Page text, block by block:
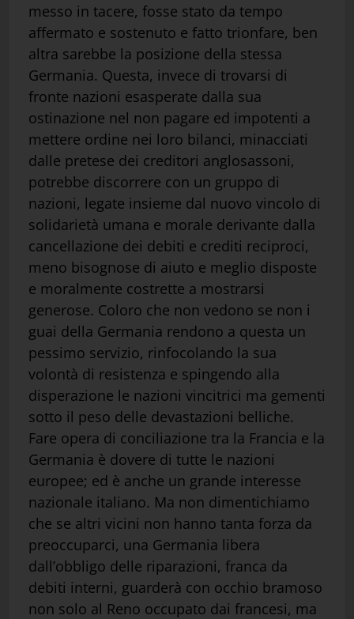
messo in tacere, fosse stato da tempo
affermato e sostenuto e fatto trionfare, ben
altra sarebbe la posizione della stessa
Germania. Questa, invece di trovarsi di
fronte nazioni esasperate dalla sua
ostinazione nel non pagare ed impotenti a
mettere ordine nei loro bilanci, minacciati
dalle pretese dei creditori anglosassoni,
potrebbe discorrere con un gruppo di
nazioni, legate insieme dal nuovo vincolo di
solidarietà umana e morale derivante dalla
cancellazione dei debiti e crediti reciproci,
meno bisognose di aiuto e meglio disposte
e moralmente costrette a mostrarsi
generose. Coloro che non vedono se non i
guai della Germania rendono a questa un
pessimo servizio, rinfocolando la sua
volontà di resistenza e spingendo alla
disperazione le nazioni vincitrici ma gementi
sotto il peso delle devastazioni belliche.
Fare opera di conciliazione tra la Francia e la
Germania è dovere di tutte le nazioni
europee; ed è anche un grande interesse
nazionale italiano. Ma non dimentichiamo
che se altri vicini non hanno tanta forza da
preoccuparci, una Germania libera
dall’obbligo delle riparazioni, franca da
debiti interni, guarderà con occhio bramoso
non solo al Reno occupato dai francesi, ma